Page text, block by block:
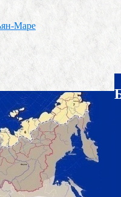
Маре